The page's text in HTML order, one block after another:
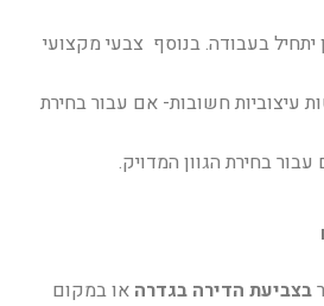
בעבודה. בנוסף צבעי מקצועי
עיצוביות חשובות- אם עבור בחירת
בחירת הגוון המדויק.
בצביעת הדירה בגדרה או במקום